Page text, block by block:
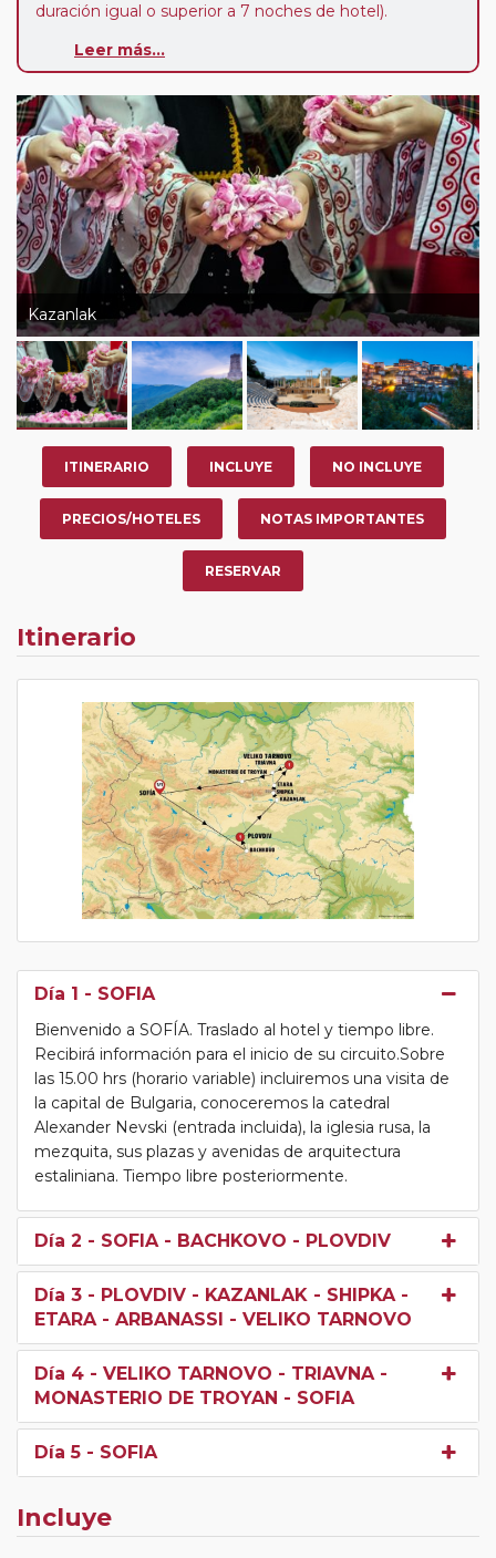
duración igual o superior a 7 noches de hotel).
Paradas en Ruta:
su viaje, en la ciudad que desee por período de 1, 3, 4 o
7 noches según circuito y fechas de salida. Es
fundamental que el circuito tenga salida posterior a la
fecha escogida y permita la salida deseada. El
suplemento por parada efectuada es de 40 Euros/52
Dólares por persona. Si la parada se realiza para tomar
otro circuito del mismo proveedor no se abonará este
suplemento.
Pasajero Club:este circuito, en cualquier época del
año, ofrece a los pasajeros que ya hayan viajado con
nosotros en los últimos 3 años y que pertenezcan a
nuestro Club de Pasajeros (cuya obtención se realiza
tras rellenar el cuestionario de satisfacción en "Mi viaje")
o los que estén en luna de miel contarán con un
descuento del 5%.
Leer más...
Kazanlak
ITINERARIO INCLUYE NO INCLUYE
PRECIOS/HOTELES NOTAS IMPORTANTES
RESERVAR
Itinerario
Día 1 - SOFIA
Bienvenido a SOFÍA. Traslado al hotel y tiempo libre.
Recibirá información para el inicio de su circuito.Sobre
las 15.00 hrs (horario variable) incluiremos una visita de
la capital de Bulgaria, conoceremos la catedral
Alexander Nevski (entrada incluida), la iglesia rusa, la
mezquita, sus plazas y avenidas de arquitectura
estaliniana. Tiempo libre posteriormente.
Día 2 - SOFIA - BACHKOVO - PLOVDIV
Día 3 - PLOVDIV - KAZANLAK - SHIPKA -
ETARA - ARBANASSI - VELIKO TARNOVO
Día 4 - VELIKO TARNOVO - TRIAVNA -
MONASTERIO DE TROYAN - SOFIA
Día 5 - SOFIA
Incluye